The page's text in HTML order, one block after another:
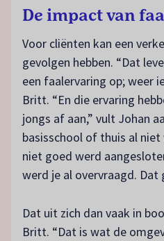
De impact van
Voor cliënten kan een
gevolgen hebben. “Dat
een faalervaring op; weer
Britt. “En die ervaring
jongs af aan,” vult Johan
basisschool of thuis al
niet goed werd
werd je al overvraagd. Dat
Dat uit zich dan vaak in
Britt. “Dat is wat de